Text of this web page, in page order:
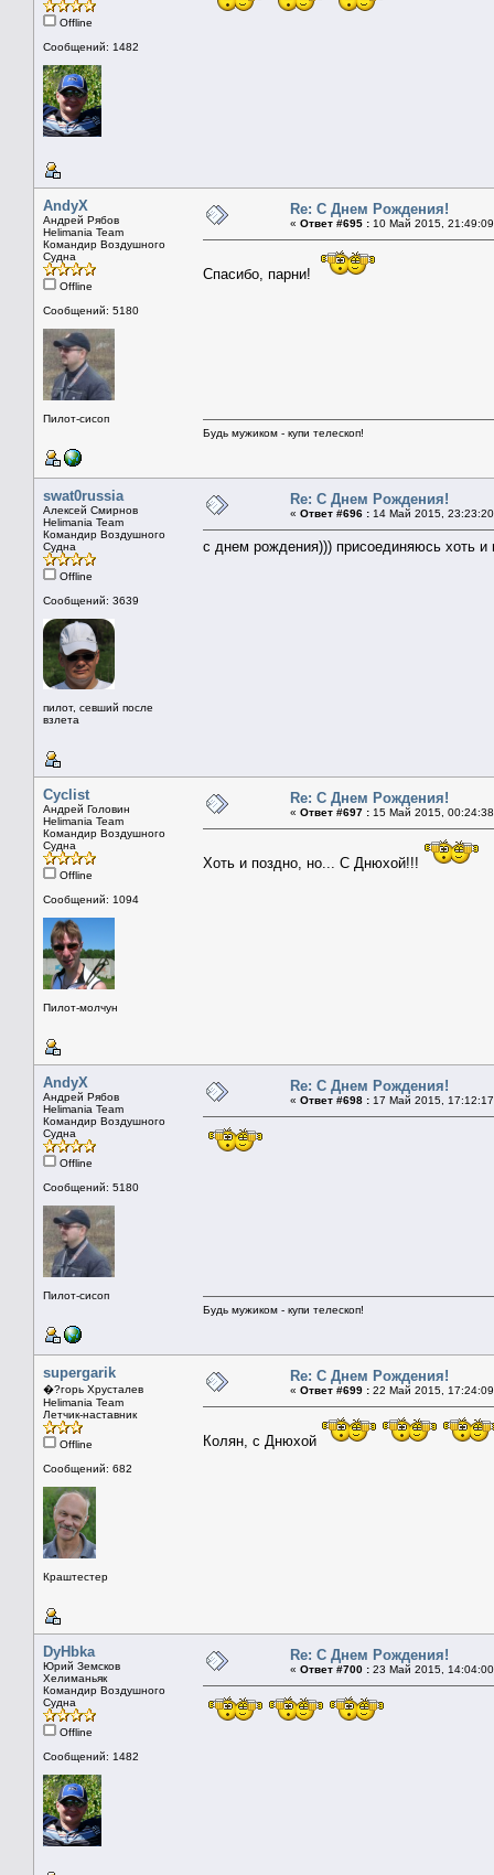
Offline
Сообщений: 1482
AndyX
Андрей Рябов
Helimania Team
Командир Воздушного
Судна
Offline
Сообщений: 5180
Пилот-сисоп
Re: С Днем Рождения!
« Ответ #695 : 10 Май 2015,
Спасибо, парни!
Будь мужиком - купи телескоп!
swat0russia
Алексей Смирнов
Helimania Team
Командир Воздушного
Судна
Offline
Сообщений: 3639
пилот, севший после
взлета
Re: С Днем Рождения!
« Ответ #696 : 14 Май 2015,
с днем рождения))) присоединяюсь хоть и
Cyclist
Андрей Головин
Helimania Team
Командир Воздушного
Судна
Offline
Сообщений: 1094
Пилот-молчун
Re: С Днем Рождения!
« Ответ #697 : 15 Май 2015,
Хоть и поздно, но... С Днюхой!!!
AndyX
Андрей Рябов
Helimania Team
Командир Воздушного
Судна
Offline
Сообщений: 5180
Пилот-сисоп
Re: С Днем Рождения!
« Ответ #698 : 17 Май 2015,
Будь мужиком - купи телескоп!
supergarik
�?горь Хрусталев
Helimania Team
Летчик-наставник
Offline
Сообщений: 682
Краштестер
Re: С Днем Рождения!
« Ответ #699 : 22 Май 2015,
Колян, с Днюхой
DyHbka
Юрий Земсков
Хелиманьяк
Командир Воздушного
Судна
Offline
Сообщений: 1482
Re: С Днем Рождения!
« Ответ #700 : 23 Май 2015,